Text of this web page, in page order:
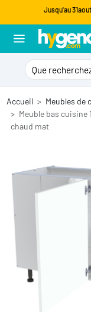
Jusqu'au
Accueil Meubles de
Meuble bas cuisine
chaud mat